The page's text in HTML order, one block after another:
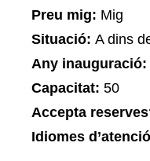
Preu mig: Mig
Situació: A dins
Any inauguració:
Capacitat: 50
Accepta
Idiomes